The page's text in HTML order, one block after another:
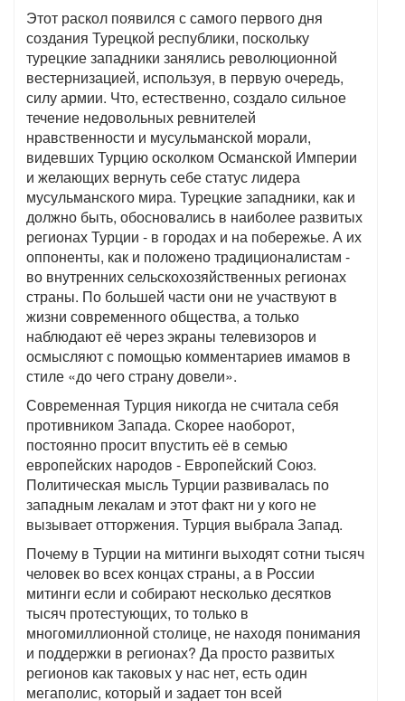
Этот раскол появился с самого первого дня
создания Турецкой республики, поскольку
турецкие западники занялись революционной
вестернизацией, используя, в первую очередь,
силу армии. Что, естественно, создало сильное
течение недовольных ревнителей
нравственности и мусульманской морали,
видевших Турцию осколком Османской Империи
и желающих вернуть себе статус лидера
мусульманского мира. Турецкие западники, как и
должно быть, обосновались в наиболее развитых
регионах Турции - в городах и на побережье. А их
оппоненты, как и положено традиционалистам -
во внутренних сельскохозяйственных регионах
страны. По большей части они не участвуют в
жизни современного общества, а только
наблюдают её через экраны телевизоров и
осмысляют с помощью комментариев имамов в
стиле «до чего страну довели».
Современная Турция никогда не считала себя
противником Запада. Скорее наоборот,
постоянно просит впустить её в семью
европейских народов - Европейский Союз.
Политическая мысль Турции развивалась по
западным лекалам и этот факт ни у кого не
вызывает отторжения. Турция выбрала Запад.
Почему в Турции на митинги выходят сотни тысяч
человек во всех концах страны, а в России
митинги если и собирают несколько десятков
тысяч протестующих, то только в
многомиллионной столице, не находя понимания
и поддержки в регионах? Да просто развитых
регионов как таковых у нас нет, есть один
мегаполис, который и задает тон всей